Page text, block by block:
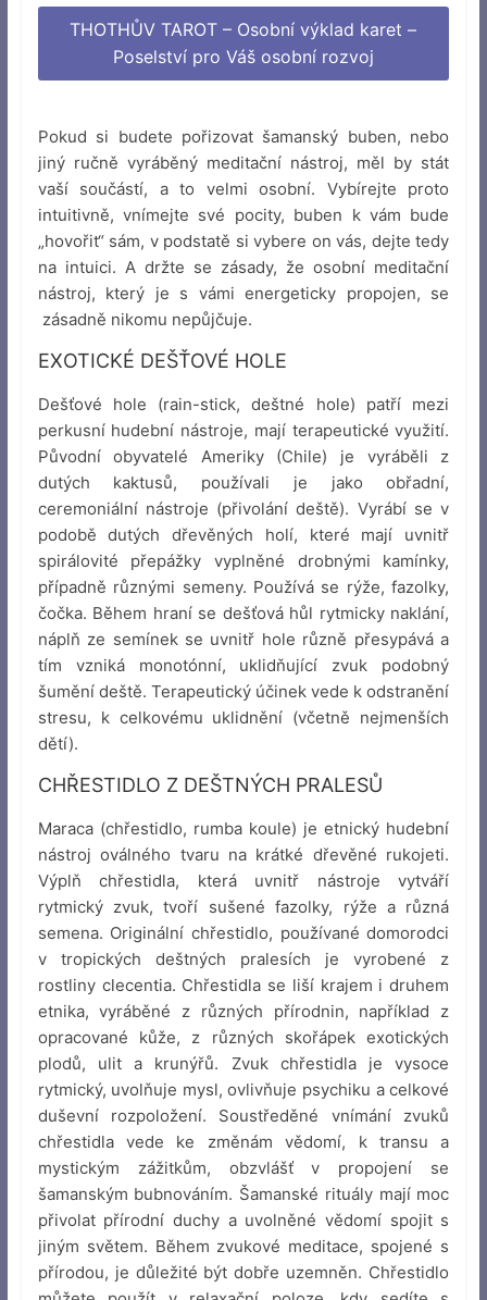
THOTHŮV TAROT – Osobní výklad karet –
Poselství pro Váš osobní rozvoj
Pokud si budete pořizovat šamanský buben, nebo
jiný ručně vyráběný meditační nástroj, měl by stát
vaší součástí, a to velmi osobní. Vybírejte proto
intuitivně, vnímejte své pocity, buben k vám bude
„hovořit“ sám, v podstatě si vybere on vás, dejte tedy
na intuici. A držte se zásady, že osobní meditační
nástroj, který je s vámi energeticky propojen, se
zásadně nikomu nepůjčuje.
EXOTICKÉ DEŠŤOVÉ HOLE
Dešťové hole (rain-stick, deštné hole) patří mezi
perkusní hudební nástroje, mají terapeutické využití.
Původní obyvatelé Ameriky (Chile) je vyráběli z
dutých kaktusů, používali je jako obřadní,
ceremoniální nástroje (přivolání deště). Vyrábí se v
podobě dutých dřevěných holí, které mají uvnitř
spirálovité přepážky vyplněné drobnými kamínky,
případně různými semeny. Používá se rýže, fazolky,
čočka. Během hraní se dešťová hůl rytmicky naklání,
náplň ze semínek se uvnitř hole různě přesypává a
tím vzniká monotónní, uklidňující zvuk podobný
šumění deště. Terapeutický účinek vede k odstranění
stresu, k celkovému uklidnění (včetně nejmenších
dětí).
CHŘESTIDLO Z DEŠTNÝCH PRALESŮ
Maraca (chřestidlo, rumba koule) je etnický hudební
nástroj oválného tvaru na krátké dřevěné rukojeti.
Výplň chřestidla, která uvnitř nástroje vytváří
rytmický zvuk, tvoří sušené fazolky, rýže a různá
semena. Originální chřestidlo, používané domorodci
v tropických deštných pralesích je vyrobené z
rostliny clecentia. Chřestidla se liší krajem i druhem
etnika, vyráběné z různých přírodnin, například z
opracované kůže, z různých skořápek exotických
plodů, ulit a krunýřů. Zvuk chřestidla je vysoce
rytmický, uvolňuje mysl, ovlivňuje psychiku a celkové
duševní rozpoložení. Soustředěné vnímání zvuků
chřestidla vede ke změnám vědomí, k transu a
mystickým zážitkům, obzvlášť v propojení se
šamanským bubnováním. Šamanské rituály mají moc
přivolat přírodní duchy a uvolněné vědomí spojit s
jiným světem. Během zvukové meditace, spojené s
přírodou, je důležité být dobře uzemněn. Chřestidlo